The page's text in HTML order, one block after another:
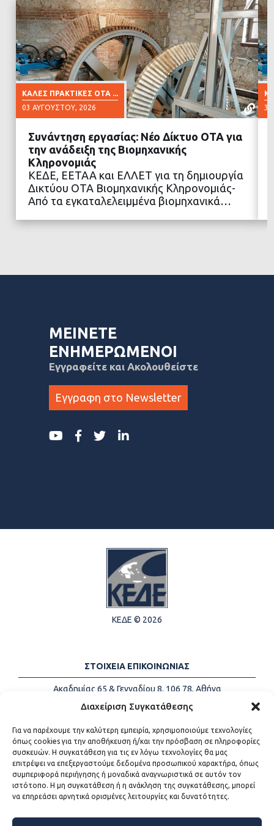
Διαχείριση Συγκατάθεσης
Για να παρέχουμε την καλύτερη εμπειρία, χρησιμοποιούμε τεχνολογίες
όπως cookies για την αποθήκευση ή/και την πρόσβαση σε πληροφορίες
συσκευών. Η συγκατάθεση για τις εν λόγω τεχνολογίες θα μας
επιτρέψει να επεξεργαστούμε δεδομένα προσωπικού χαρακτήρα, όπως
συμπεριφορά περιήγησης ή μοναδικά αναγνωριστικά σε αυτόν τον
ιστότοπο. Η μη συγκατάθεση ή η ανάκληση της συγκατάθεσης, μπορεί
να επηρεάσει αρνητικά ορισμένες λειτουργίες και δυνατότητες.
ΚΑΛΈΣ ΠΡΑΚΤΙΚΈΣ ΟΤΑ ...
03 ΑΥΓΟΎΣΤΟΥ, 2026
ΔΙΑΒΑΣΤΕ ΠΕΡΙΣΣΟΤΕΡΑ
Συνάντηση εργασίας: Νέο Δίκτυο ΟΤΑ για
την ανάδειξη της Βιομηχανικής
Κληρονομιάς
ΚΕΔΕ, ΕΕΤΑΑ και ΕΛΛΕΤ για τη δημιουργία
Δικτύου ΟΤΑ Βιομηχανικής Κληρονομιάς-
Από τα εγκαταλελειμμένα βιομηχανικά…
30
ΜΕΙΝΕΤΕ
ΕΝΗΜΕΡΩΜΕΝΟΙ
Εγγραφείτε και Ακολουθείστε
Εγγραφη στο Newsletter
ΚΕΔΕ © 2026
ΣΤΟΙΧΕΙΑ ΕΠΙΚΟΙΝΩΝΙΑΣ
Ακαδημίας 65 & Γενναδίου 8, 106 78, Αθήνα
Τηλέφωνα:
+30 213-2147500
Email:
info@kede.gr
ΧΡΗΣΙΜΟΙ ΣΥΝΔΕΣΜΟΙ
Η ΚΕΔΕ
Sitemap